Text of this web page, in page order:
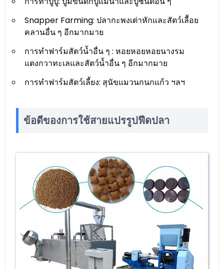
Snapper Farming: ปลากะพงเต่าหักและสัตว์เลื้อย
คลานอื่น ๆ อีกมากมาย
การทำฟาร์มสัตว์น้ำอื่น ๆ : หอยหอยหอยนางรม
แตงกวาทะเลและสัตว์น้ำอื่น ๆ อีกมากมาย
การทำฟาร์มสัตว์เลี้ยง: สุนัขแมวนกนกแก้ว ฯลฯ
ข้อดีของการใช้สายแปรรูปฟีดปลา